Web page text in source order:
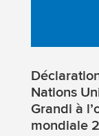
Nations
Grandi à
mondiale